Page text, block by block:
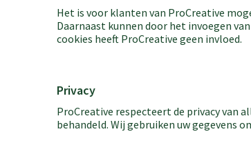
Het is voor klanten van ProCreative
Daarnaast kunnen door het invoegen
cookies heeft ProCreative geen invloed.
Privacy
ProCreative respecteert de privacy van
behandeld. Wij gebruiken uw gegevens